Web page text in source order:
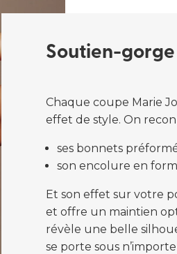
Soutien-
Chaque coupe Marie
effet de style. On
ses bonnets
son encolure en
Et son effet sur votre
et offre un maintien
révèle une belle
se porte sous